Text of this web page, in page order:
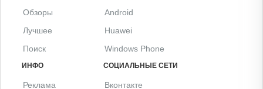
Обзоры
Лучшее
Поиск
Android
Huawei
Windows Phone
ИНФО
Реклама
СОЦИАЛЬНЫЕ СЕТИ
Вконтакте